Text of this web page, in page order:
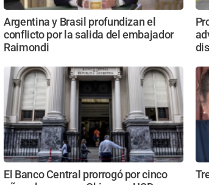
Argentina y Brasil profundizan el
conflicto por la salida del embajador
Raimondi
El Banco Central prorrogó por cinco